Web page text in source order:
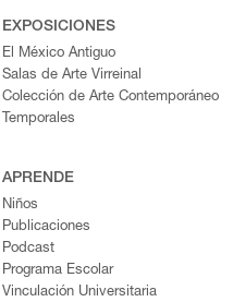
EXPOSICIONES
El México Antiguo
Salas de Arte Virreinal
Colección de Arte Contemporáneo
Temporales
APRENDE
Niños
Publicaciones
Podcast
Programa Escolar
Vinculación Universitaria